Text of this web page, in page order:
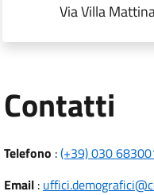
Via Villa
Contatti
Telefono :(+39) 030
Email: